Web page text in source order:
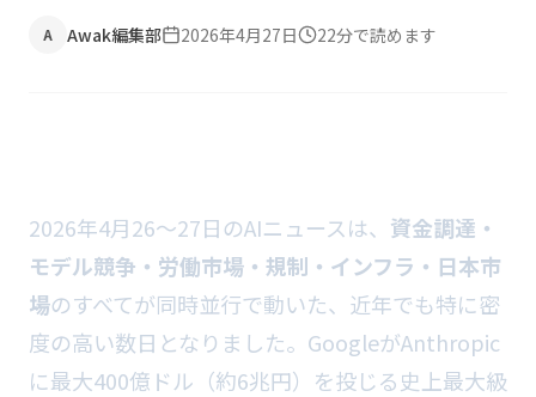
A Awak編集部 2026年4月27日 22分で読めます
2026年4月26〜27日のAIニュースは、 資金調達・
モデル競争・労働市場・規制・インフラ・日本市
場のすべてが同時並行で動いた、近年でも特に密
度の高い数日となりました。GoogleがAnthropic
に最大400億ドル（約6兆円）を投じる史上最大級